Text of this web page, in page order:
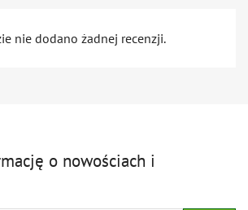
nie dodano żadnej recenzji.
o nowościach i